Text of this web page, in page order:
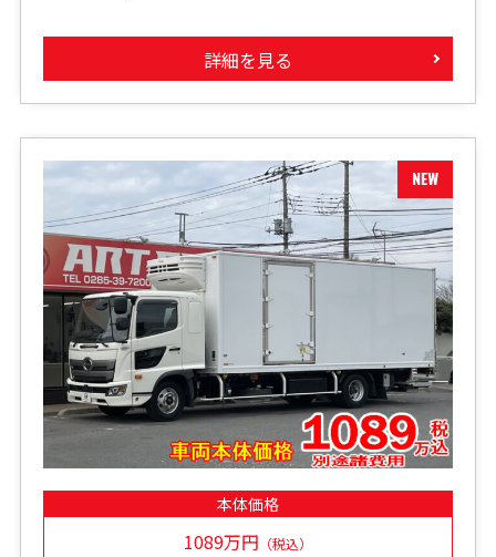
詳細を見る
本体価格
1089万円 （税込）